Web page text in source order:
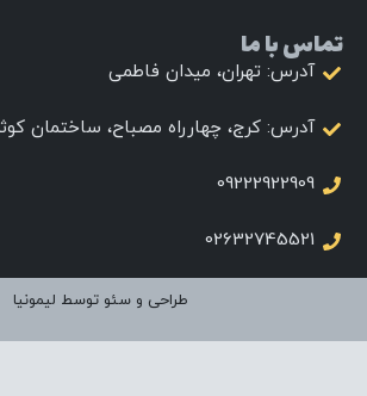
تماس با ما
آدرس: تهران، میدان فاطمی
آدرس: کرج، چهارراه مصباح، ساختمان
09222922909
02632745521
طراحی و سئو توسط لیمونیا